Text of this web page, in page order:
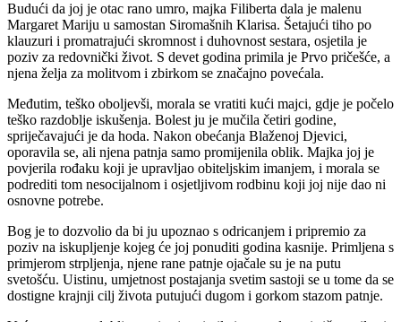
Budući da joj je otac rano umro, majka Filiberta dala je malenu
Margaret Mariju u samostan Siromašnih Klarisa. Šetajući tiho po
klauzuri i promatrajući skromnost i duhovnost sestara, osjetila je
poziv za redovnički život. S devet godina primila je Prvo pričešće, a
njena želja za molitvom i zbirkom se značajno povećala.
Međutim, teško oboljevši, morala se vratiti kući majci, gdje je počelo
teško razdoblje iskušenja. Bolest ju je mučila četiri godine,
spriječavajući je da hoda. Nakon obećanja Blaženoj Djevici,
oporavila se, ali njena patnja samo promijenila oblik. Majka joj je
povjerila rođaku koji je upravljao obiteljskim imanjem, i morala se
podrediti tom nesocijalnom i osjetljivom rodbinu koji joj nije dao ni
osnovne potrebe.
Bog je to dozvolio da bi ju upoznao s odricanjem i pripremio za
poziv na iskupljenje kojeg će joj ponuditi godina kasnije. Primljena s
primjerom strpljenja, njene rane patnje ojačale su je na putu
svetošću. Uistinu, umjetnost postajanja svetim sastoji se u tome da se
dostigne krajnji cilj života putujući dugom i gorkom stazom patnje.